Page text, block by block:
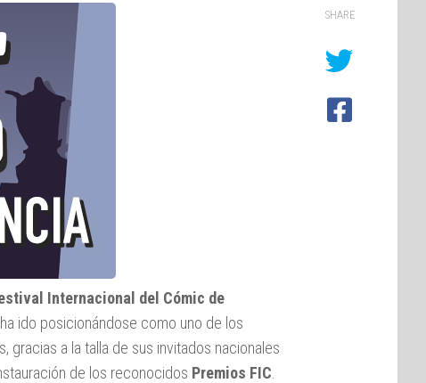
Internacional del Cómic de
ido posicionándose como uno de los
gracias a la talla de sus invitados nacionales
de los reconocidos Premios FIC
SHARE